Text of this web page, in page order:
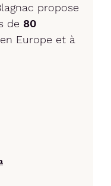
propose
de 80
Europe et à